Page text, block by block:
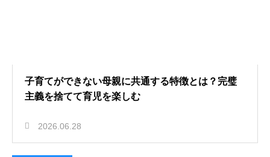
子育てができない母親に共通する特徴とは？完璧
主義を捨てて育児を楽しむ
2026.06.28